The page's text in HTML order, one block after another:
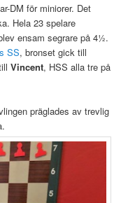
DM för miniorer. Det
Hela 23 spelare
ensam segrare på 4½.
SS, bronset gick till
Vincent, HSS alla tre på
präglades av trevlig